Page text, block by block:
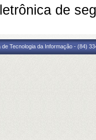
de
de Tecnologia da Informação - (84)